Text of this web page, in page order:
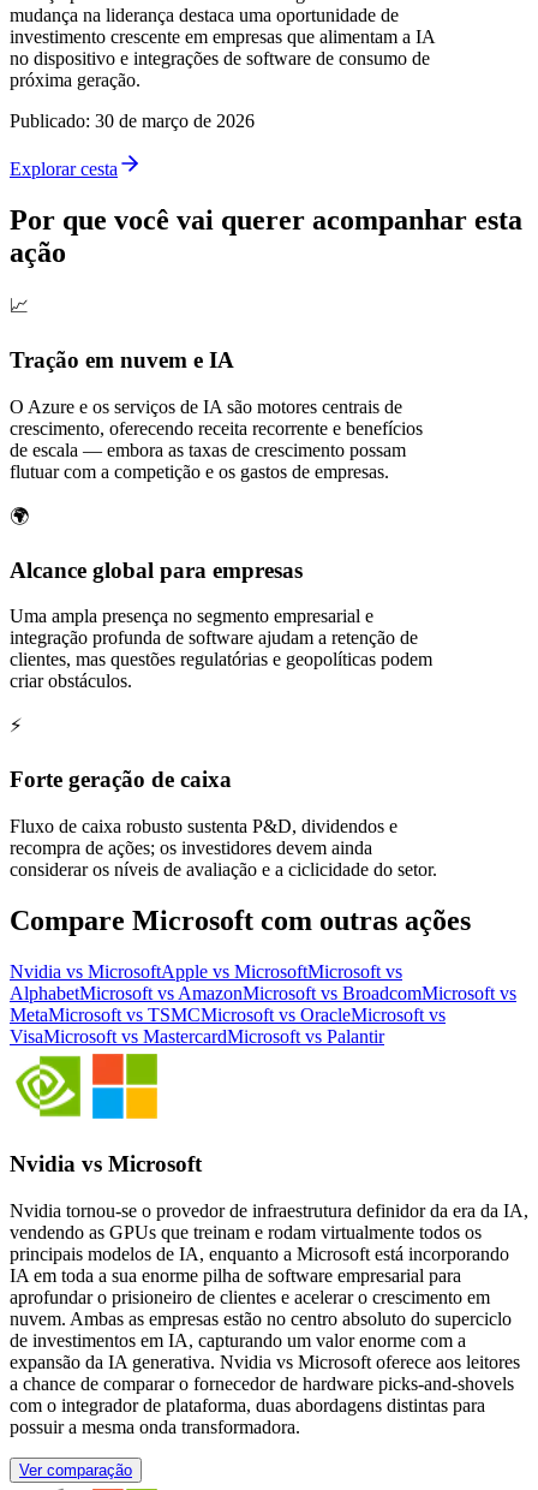
mudança na liderança destaca uma oportunidade de
investimento crescente em empresas que alimentam a IA
no dispositivo e integrações de software de consumo de
próxima geração.
Publicado: 30 de março de 2026
Explorar cesta
Por que você vai querer acompanhar esta
ação
📈
Tração em nuvem e IA
O Azure e os serviços de IA são motores centrais de
crescimento, oferecendo receita recorrente e benefícios
de escala — embora as taxas de crescimento possam
flutuar com a competição e os gastos de empresas.
🌍
Alcance global para empresas
Uma ampla presença no segmento empresarial e
integração profunda de software ajudam a retenção de
clientes, mas questões regulatórias e geopolíticas podem
criar obstáculos.
⚡
Forte geração de caixa
Fluxo de caixa robusto sustenta P&D, dividendos e
recompra de ações; os investidores devem ainda
considerar os níveis de avaliação e a ciclicidade do setor.
Compare Microsoft com outras ações
Nvidia vs MicrosoftApple vs MicrosoftMicrosoft vs
AlphabetMicrosoft vs AmazonMicrosoft vs BroadcomMicrosoft vs
MetaMicrosoft vs TSMCMicrosoft vs OracleMicrosoft vs
VisaMicrosoft vs MastercardMicrosoft vs Palantir
Nvidia vs Microsoft
Nvidia tornou-se o provedor de infraestrutura definidor da era da IA,
vendendo as GPUs que treinam e rodam virtualmente todos os
principais modelos de IA, enquanto a Microsoft está incorporando
IA em toda a sua enorme pilha de software empresarial para
aprofundar o prisioneiro de clientes e acelerar o crescimento em
nuvem. Ambas as empresas estão no centro absoluto do superciclo
de investimentos em IA, capturando um valor enorme com a
expansão da IA generativa. Nvidia vs Microsoft oferece aos leitores
a chance de comparar o fornecedor de hardware picks-and-shovels
com o integrador de plataforma, duas abordagens distintas para
possuir a mesma onda transformadora.
Ver comparação